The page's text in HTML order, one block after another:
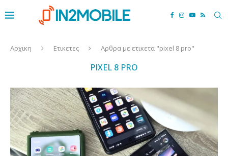
Αρχικη Ετικετες Αρθρα με ετικετα "pixel 8 pro"
PIXEL 8 PRO